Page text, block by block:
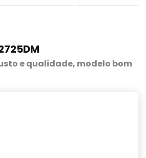
e qualidade, modelo bom